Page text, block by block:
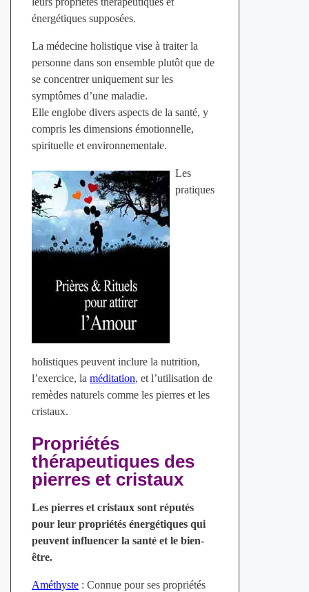
énergétiques supposées.
La médecine holistique vise à traiter la
personne dans son ensemble plutôt que de
se concentrer uniquement sur les
symptômes d’une maladie.
Elle englobe divers aspects de la santé, y
compris les dimensions émotionnelle,
spirituelle et environnementale.
Les
pratiques
holistiques peuvent inclure la nutrition,
l’exercice, la méditation, et l’utilisation de
remèdes naturels comme les pierres et les
cristaux.
Propriétés
thérapeutiques des
pierres et cristaux
Les pierres et cristaux sont réputés
pour leur propriétés énergétiques qui
peuvent influencer la santé et le bien-
être.
Améthyste: Connue pour ses propriétés